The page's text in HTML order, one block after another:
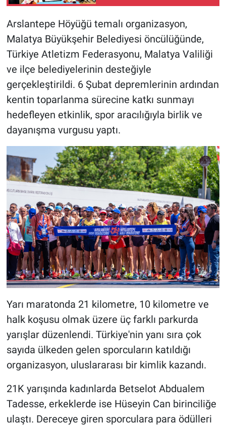
Arslantepe Höyüğü temalı organizasyon,
Malatya Büyükşehir Belediyesi öncülüğünde,
Türkiye Atletizm Federasyonu, Malatya Valiliği
ve ilçe belediyelerinin desteğiyle
gerçekleştirildi. 6 Şubat depremlerinin ardından
kentin toparlanma sürecine katkı sunmayı
hedefleyen etkinlik, spor aracılığıyla birlik ve
dayanışma vurgusu yaptı.
Yarı maratonda 21 kilometre, 10 kilometre ve
halk koşusu olmak üzere üç farklı parkurda
yarışlar düzenlendi. Türkiye'nin yanı sıra çok
sayıda ülkeden gelen sporcuların katıldığı
organizasyon, uluslararası bir kimlik kazandı.
21K yarışında kadınlarda Betselot Abdualem
Tadesse, erkeklerde ise Hüseyin Can birinciliğe
ulaştı. Dereceye giren sporculara para ödülleri